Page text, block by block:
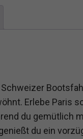
Erlebe Paris
du gemütlich
du ein